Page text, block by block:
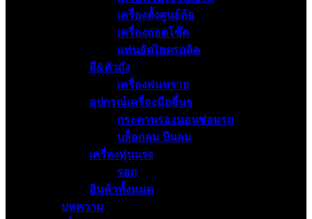
เครื่องตั้งศูนย์ล้อ
เครื่องถอดโช๊ค
แท่นอัดไฮดรอลิค
สี&ตัวถัง
เครื่องพ่นทราย
อุปกรณ์เครื่องมืออื่นๆ
กระดานรองนอนซ่อมรถ
บล็อกลม ปืนลม
เครื่องทุ่นแรง
รอก
สินค้าทั้งหมด
บทความ